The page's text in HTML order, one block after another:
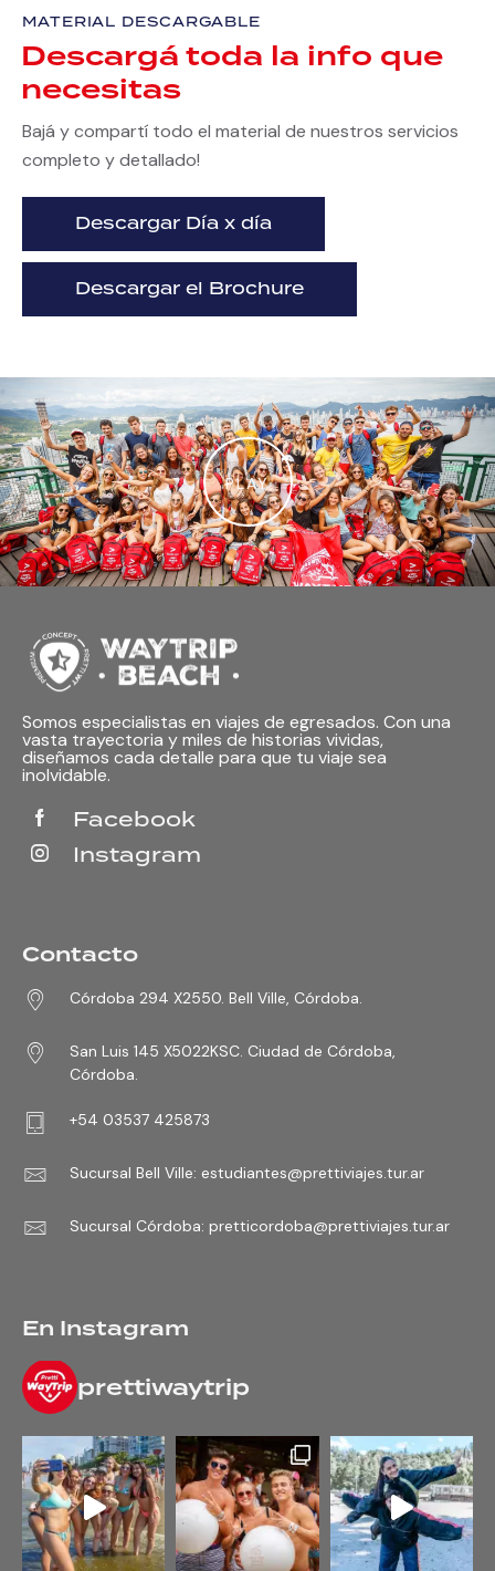
MATERIAL DESCARGABLE
Descargá toda la info que
necesitas
Bajá y compartí todo el material de nuestros servicios
completo y detallado!
Descargar Día x día
Descargar el Brochure
PLAY
Somos especialistas en viajes de egresados. Con una
vasta trayectoria y miles de historias vividas,
diseñamos cada detalle para que tu viaje sea
inolvidable.
Facebook
Instagram
Contacto
Córdoba 294 X2550. Bell Ville, Córdoba.
San Luis 145 X5022KSC. Ciudad de Córdoba,
Córdoba.
+54 03537 425873
Sucursal Bell Ville: estudiantes@prettiviajes.tur.ar
Sucursal Córdoba:pretticordoba@prettiviajes.tur.ar
En Instagram
prettiwaytrip